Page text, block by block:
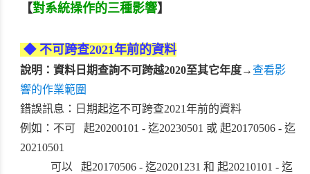
【對系統操作的三種影響】
◆ 不可跨查2021年前的資料
說明：資料日期查詢不可跨越2020至其它年度→ 查看影
響的作業範圍
錯誤訊息：日期起迄不可跨查2021年前的資料
例如：不可 起20200101 - 迄20230501 或 起20170506 - 迄
20210501
可以 起20170506 - 迄20201231 和 起20210101 - 迄